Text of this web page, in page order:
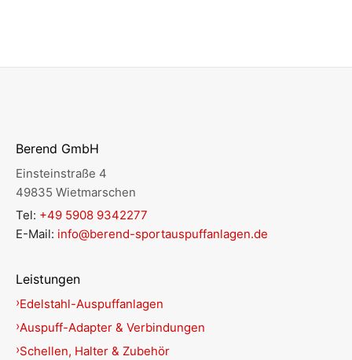
Berend GmbH
Einsteinstraße 4
49835 Wietmarschen
Tel: +49 5908 9342277
E-Mail: info@berend-sportauspuffanlagen.de
Leistungen
Edelstahl-Auspuffanlagen
Auspuff-Adapter & Verbindungen
Schellen, Halter & Zubehör